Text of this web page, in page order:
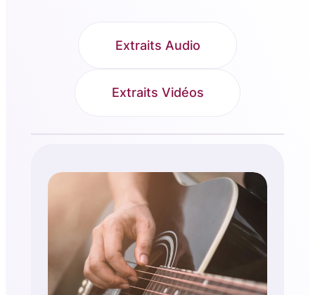
Extraits Audio
Extraits Vidéos